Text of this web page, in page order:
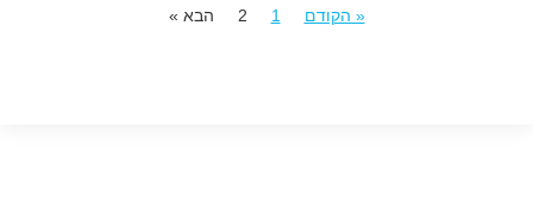
« הקודם 1
2 הבא »